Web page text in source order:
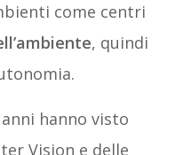
come centri
, quindi
hanno visto
Vision e delle